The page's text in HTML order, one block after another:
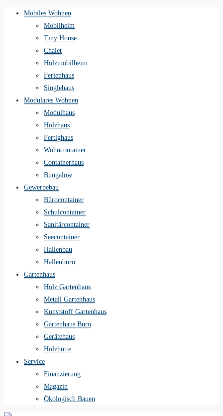
Mobiles Wohnen
Mobilheim
Tiny House
Chalet
Holzmobilheim
Ferienhaus
Singlehaus
Modulares Wohnen
Modulhaus
Holzhaus
Fertighaus
Wohncontainer
Containerhaus
Bungalow
Gewerbebau
Bürocontainer
Schulcontainer
Sanitärcontainer
Seecontainer
Hallenbau
Hallenbüro
Gartenhaus
Holz Gartenhaus
Metall Gartenhaus
Kunststoff Gartenhaus
Gartenhaus Büro
Gerätehaus
Holzhütte
Service
Finanzierung
Magazin
Ökologisch Bauen